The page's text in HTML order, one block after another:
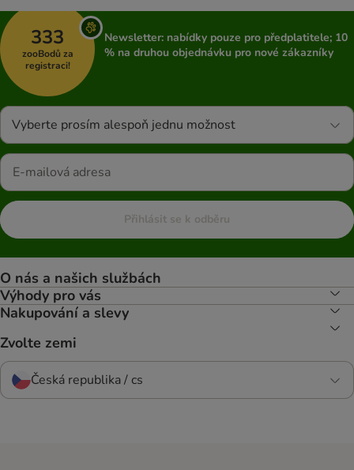
333
zooBodů za
registraci!
Newsletter: nabídky pouze pro předplatitele; 10
% na druhou objednávku pro nové zákazníky
Vyberte prosím alespoň jednu možnost
Přihlásit se k odběru
O nás a našich službách
Výhody pro vás
Nakupování a slevy
Zvolte zemi
Česká republika / cs